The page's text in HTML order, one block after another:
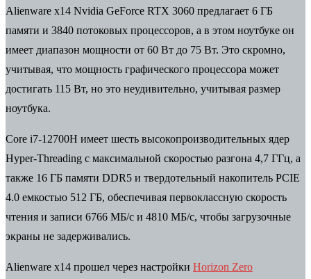
Alienware x14 Nvidia GeForce RTX 3060 предлагает 6 ГБ
памяти и 3840 потоковых процессоров, а в этом ноутбуке он
имеет диапазон мощности от 60 Вт до 75 Вт. Это скромно,
учитывая, что мощность графического процессора может
достигать 115 Вт, но это неудивительно, учитывая размер
ноутбука.
Core i7-12700H имеет шесть высокопроизводительных ядер
Hyper-Threading с максимальной скоростью разгона 4,7 ГГц, а
также 16 ГБ памяти DDR5 и твердотельный накопитель PCIE
4.0 емкостью 512 ГБ, обеспечивая первоклассную скорость
чтения и записи 6766 МБ/с и 4810 МБ/с, чтобы загрузочные
экраны не задерживались.
Alienware x14 прошел через настройки Horizon Zero